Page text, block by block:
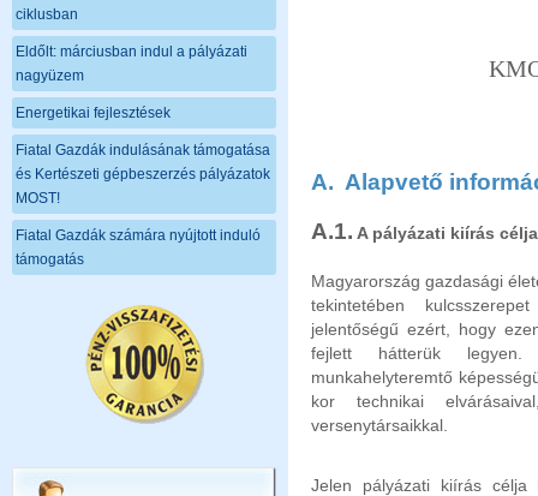
ciklusban
Eldőlt: márciusban indul a pályázati
nagyüzem
Energetikai fejlesztések
Fiatal Gazdák indulásának támogatása
és Kertészeti gépbeszerzés pályázatok
MOST!
Fiatal Gazdák számára nyújtott induló
támogatás
A. Alapvető
A.1. A pályázati kiírás célja
Magyarország gazdasági
tekintetében
jelentőségű ezért, hogy
fejlett hátterük legyen.
munkahelyteremtő
kor technikai
versenytársaikkal.
Jelen pályázati kiírás célja